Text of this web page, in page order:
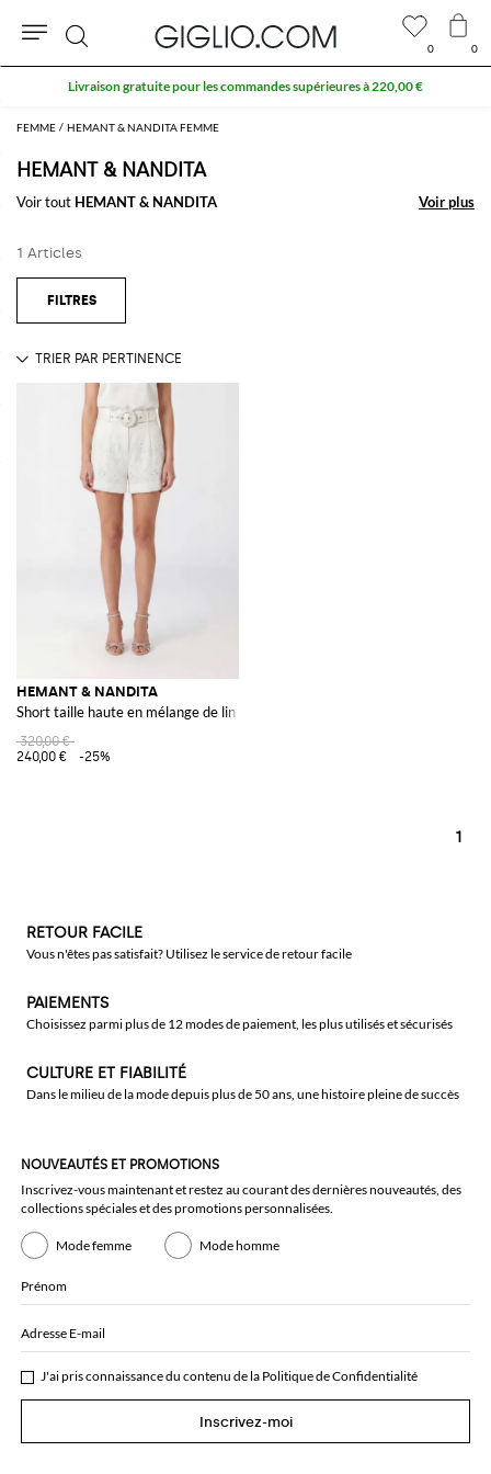
FEMME HEMANT & NANDITA FEMME
HEMANT & NANDITA
Voir tout HEMANT & NANDITA Voir plus
Voir plus
1 Articles
HEMANT & NANDITA
Short taille haute en mélange de lin et coton avec ceinture
320,00 €
240,00 €
-25%
1
0 0
Rechercher
Livraison gratuite pour les commandes supérieures à 220,00 €
RETOUR FACILE
Vous n'êtes pas satisfait? Utilisez le service de retour facile
PAIEMENTS
Choisissez parmi plus de 12 modes de paiement, les plus utilisés et sécurisés
CULTURE ET FIABILITÉ
Dans le milieu de la mode depuis plus de 50 ans, une histoire pleine de succès
NOUVEAUTÉS ET PROMOTIONS
Inscrivez-vous maintenant et restez au courant des dernières nouveautés, des
collections spéciales et des promotions personnalisées.
Mode femme Mode homme
Prénom
Adresse E-mail
J'ai pris connaissance du contenu de la Politique de Confidentialité
Inscrivez-moi